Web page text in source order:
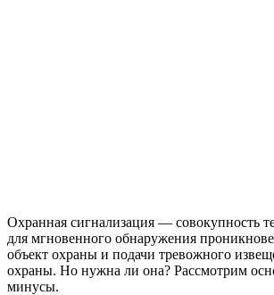
Охранная сигнализация — совокупность
для мгновенного обнаружения
объект охраны и подачи тревожного
охраны. Но нужна ли она? Рассмотрим
минусы.